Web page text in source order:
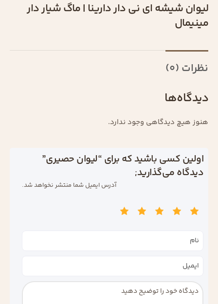
لیوان شیشه ای نی دار دارینا | ماگ شیار دار
مینیمال
نظرات (0)
دیدگاه‌ها
هنوز هیچ دیدگاهی وجود ندارد.
اولین کسی باشید که برای “لیوان حصیری”
دیدگاه می‌گذارید;
آدرس ایمیل شما منتشر نخواهد شد.